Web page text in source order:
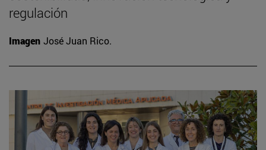
regulación
Imagen José Juan Rico.